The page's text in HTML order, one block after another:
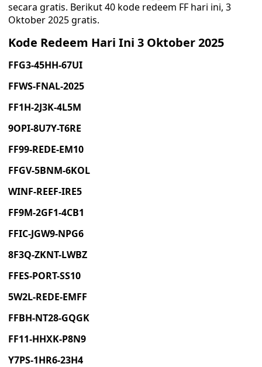
secara gratis. Berikut 40 kode redeem FF hari ini, 3
Oktober 2025 gratis.
Kode Redeem Hari Ini 3 Oktober 2025
FFG3-45HH-67UI
FFWS-FNAL-2025
FF1H-2J3K-4L5M
9OPI-8U7Y-T6RE
FF99-REDE-EM10
FFGV-5BNM-6KOL
WINF-REEF-IRE5
FF9M-2GF1-4CB1
FFIC-JGW9-NPG6
8F3Q-ZKNT-LWBZ
FFES-PORT-SS10
5W2L-REDE-EMFF
FFBH-NT28-GQGK
FF11-HHXK-P8N9
Y7PS-1HR6-23H4